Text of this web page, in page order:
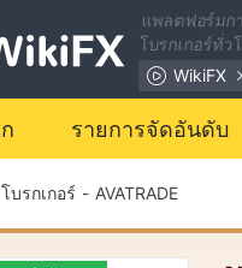
แพลตฟอร์มก
โบรกเกอร์ทั่ว
WikiFX
รายการจัดอันดับ
โบรกเกอร์ - AVATRADE
0
1